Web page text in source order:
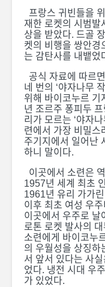
프랑스 귀빈들을
재한 로켓의 시범발
상을 받았다. 드골
켓의 비행을 쌍안경
는 감탄사를 내뱉었
공식 자료에 따르
네 번의 ‘야자나무
위해 바이코누르
년 조르주 퐁피두
리가 모르는 ‘야자
련에서 가장 비밀스
주기지에서 일어난
하니 말이다.
이곳에서 소련은
1957년 세계 최초
1961년 유리 가가
이후 최초 여성 우
이곳에서 우주로 날
로톤 로켓 발사의
소련에게 바이코누
의 우월성을 상징하
서 앞서 있다는 사
었다. 냉전 시대 우
가 있었다.